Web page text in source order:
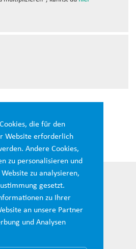
die für den
Website erforderlich
Andere Cookies,
zu personalisieren und
zu analysieren,
gesetzt.
zu Ihrer
an unsere Partner
und Analysen